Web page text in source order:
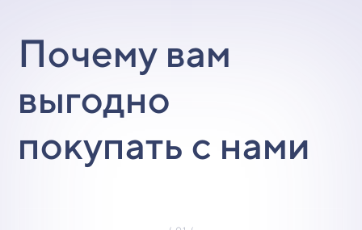
Почему вам
выгодно
покупать с нами